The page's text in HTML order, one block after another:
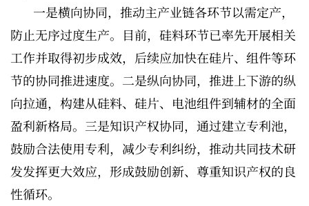
一是横向协同，推动主产业链各环节以需定产，
防止无序过度生产。目前，硅料环节已率先开展相关
工作并取得初步成效，后续应加快在硅片、组件等环
节的协同推进速度。二是纵向协同，推进上下游的纵
向拉通，构建从硅料、硅片、电池组件到辅材的全面
盈利新格局。三是知识产权协同，通过建立专利池，
鼓励合法使用专利，减少专利纠纷，推动共同技术研
发发挥更大效应，形成鼓励创新、尊重知识产权的良
性循环。